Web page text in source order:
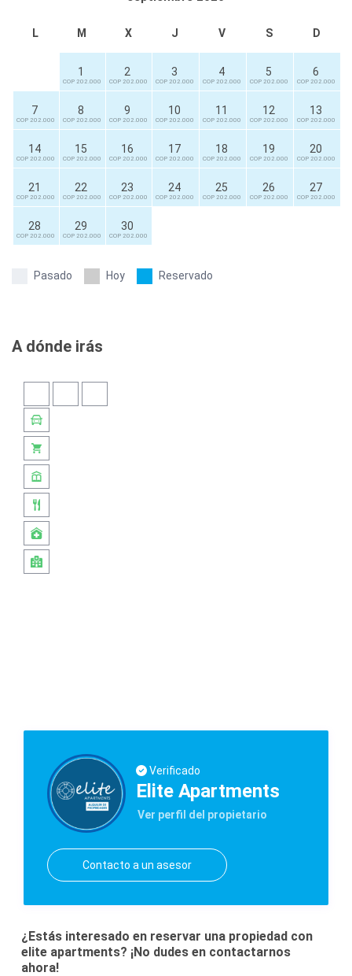
L M X J V S D
1
COP 202.000
2
COP 202.000
3
COP 202.000
4
COP 202.000
5
COP 202.000
6
COP 202.000
7
COP 202.000
8
COP 202.000
9
COP 202.000
10
COP 202.000
11
COP 202.000
12
COP 202.000
13
COP 202.000
14
COP 202.000
15
COP 202.000
16
COP 202.000
17
COP 202.000
18
COP 202.000
19
COP 202.000
20
COP 202.000
21
COP 202.000
22
COP 202.000
23
COP 202.000
24
COP 202.000
25
COP 202.000
26
COP 202.000
27
COP 202.000
28
COP 202.000
29
COP 202.000
30
COP 202.000
Pasado Hoy Reservado
A dónde irás
Verificado
Elite Apartments
Ver perfil del propietario
Contacto a un asesor
¿Estás interesado en reservar una propiedad con
elite apartments? ¡No dudes en contactarnos
ahora!